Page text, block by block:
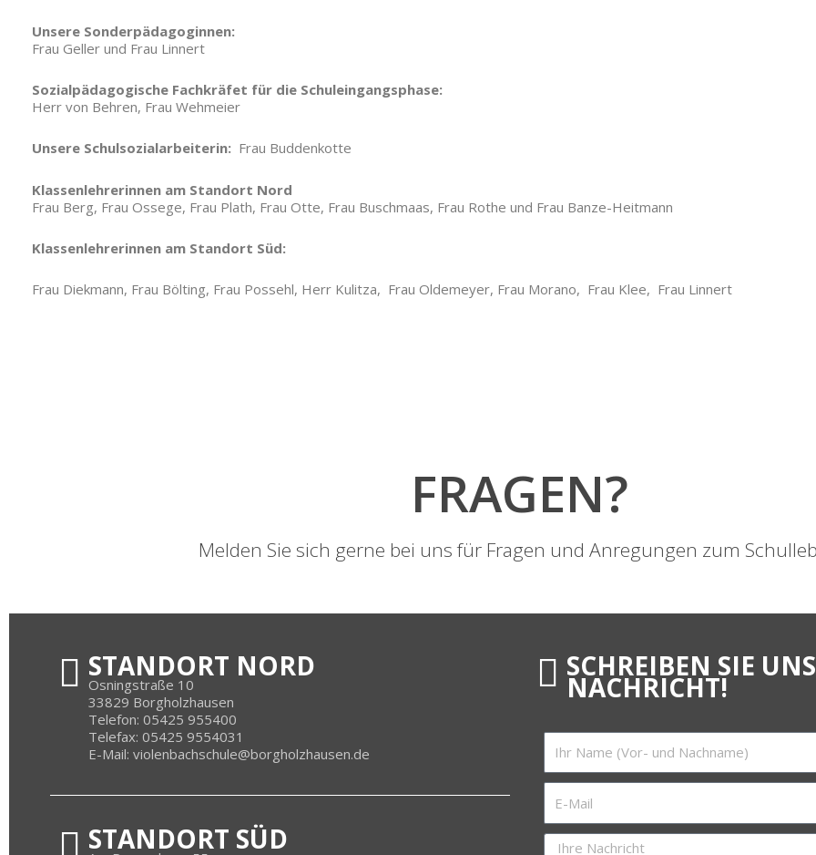
Unsere Sonderpädagoginnen:
Frau Geller und Frau Linnert
Sozialpädagogische Fachkräfet für die Schuleingangsphase:
Herr von Behren, Frau Wehmeier
Unsere Schulsozialarbeiterin: Frau Buddenkotte
Klassenlehrerinnen am Standort Nord Frau
Frau Berg, Frau Ossege, Frau Plath, Frau Otte, Frau Buschmaas, Frau Rothe und Frau Banze-Heitmann
Klassenlehrerinnen am Standort Süd:
Frau Diekmann, Frau Bölting, Frau Possehl, Herr Kulitza, Frau Oldemeyer, Frau Morano, Frau Klee, Frau Linnert
FRAGEN?
Melden Sie sich gerne bei uns für Fragen und Anregungen zum
STANDORT NORD
Osningstraße 10
33829 Borgholzhausen
Telefon: 05425 955400
Telefax: 05425 9554031
E-Mail: violenbachschule@borgholzhausen.de
STANDORT SÜD
SCHREIBEN SIE
NACHRICHT!